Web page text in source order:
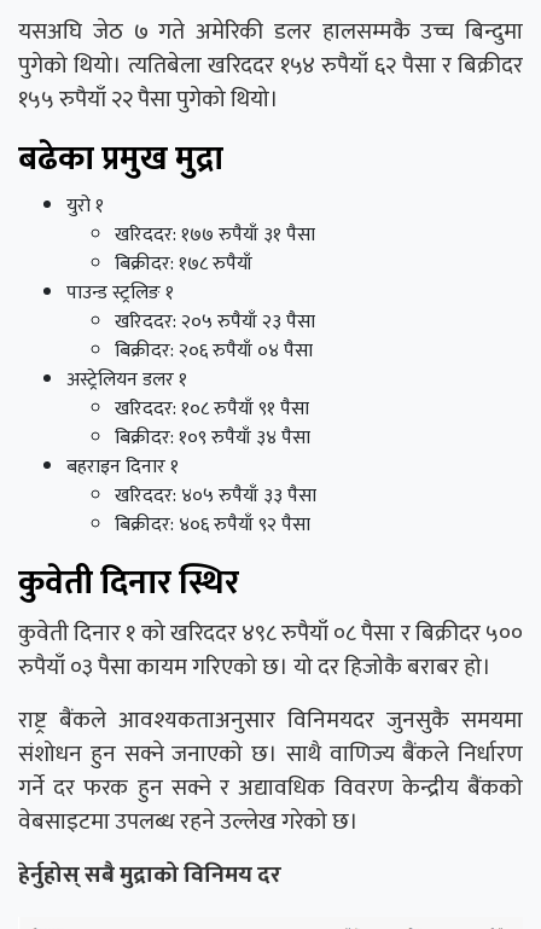
यसअघि जेठ ७ गते अमेरिकी डलर हालसम्मकै उच्च बिन्दुमा
पुगेको थियो। त्यतिबेला खरिददर १५४ रुपैयाँ ६२ पैसा र बिक्रीदर
१५५ रुपैयाँ २२ पैसा पुगेको थियो।
बढेका प्रमुख मुद्रा
युरो १
खरिददर: १७७ रुपैयाँ ३१ पैसा
बिक्रीदर: १७८ रुपैयाँ
पाउन्ड स्ट्रलिङ १
खरिददर: २०५ रुपैयाँ २३ पैसा
बिक्रीदर: २०६ रुपैयाँ ०४ पैसा
अस्ट्रेलियन डलर १
खरिददर: १०८ रुपैयाँ ९१ पैसा
बिक्रीदर: १०९ रुपैयाँ ३४ पैसा
बहराइन दिनार १
खरिददर: ४०५ रुपैयाँ ३३ पैसा
बिक्रीदर: ४०६ रुपैयाँ ९२ पैसा
कुवेती दिनार स्थिर
कुवेती दिनार १ को खरिददर ४९८ रुपैयाँ ०८ पैसा र बिक्रीदर ५००
रुपैयाँ ०३ पैसा कायम गरिएको छ। यो दर हिजोकै बराबर हो।
राष्ट्र बैंकले आवश्यकताअनुसार विनिमयदर जुनसुकै समयमा
संशोधन हुन सक्ने जनाएको छ। साथै वाणिज्य बैंकले निर्धारण
गर्ने दर फरक हुन सक्ने र अद्यावधिक विवरण केन्द्रीय बैंकको
वेबसाइटमा उपलब्ध रहने उल्लेख गरेको छ।
हेर्नुहोस् सबै मुद्राको विनिमय दर